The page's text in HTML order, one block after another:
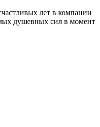
лет в компании
душевных сил в момент